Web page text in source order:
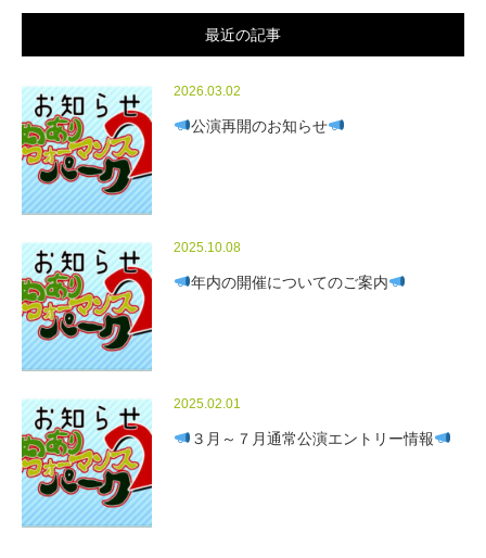
最近の記事
2026.03.02
公演再開のお知らせ
2025.10.08
年内の開催についてのご案内
2025.02.01
３月～７月通常公演エントリー情報